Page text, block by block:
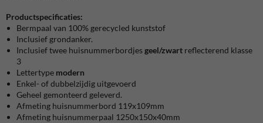
Productspecificaties:
Bermpaal van 100% gerecycled kunststof
Inclusief grondanker.
Inclusief twee huisnummerbordjesgeel/zwart reflecterend klasse
3
Lettertype modern
Enkel- of dubbelzijdig uitgevoerd
Geheel gemonteerd geleverd.
Afmeting huisnummerbord 119x109mm
Afmeting huisnummerpaal 1250x150x40mm